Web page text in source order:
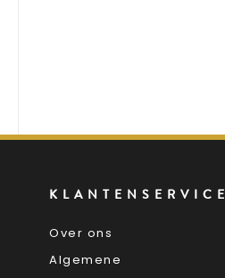
KLANTENSERVICE
Over ons
Algemene